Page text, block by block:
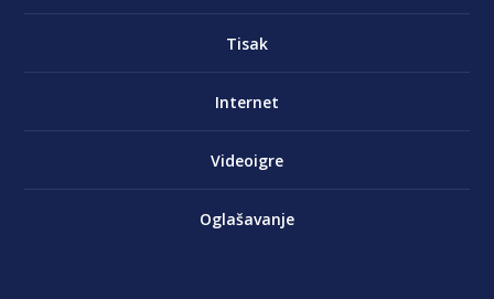
Tisak
Internet
Videoigre
Oglašavanje